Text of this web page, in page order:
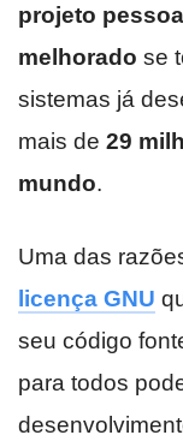
projeto
melhorado se
sistemas já
mais de 29
mundo.
Uma das
licença GNU
seu código
para todos